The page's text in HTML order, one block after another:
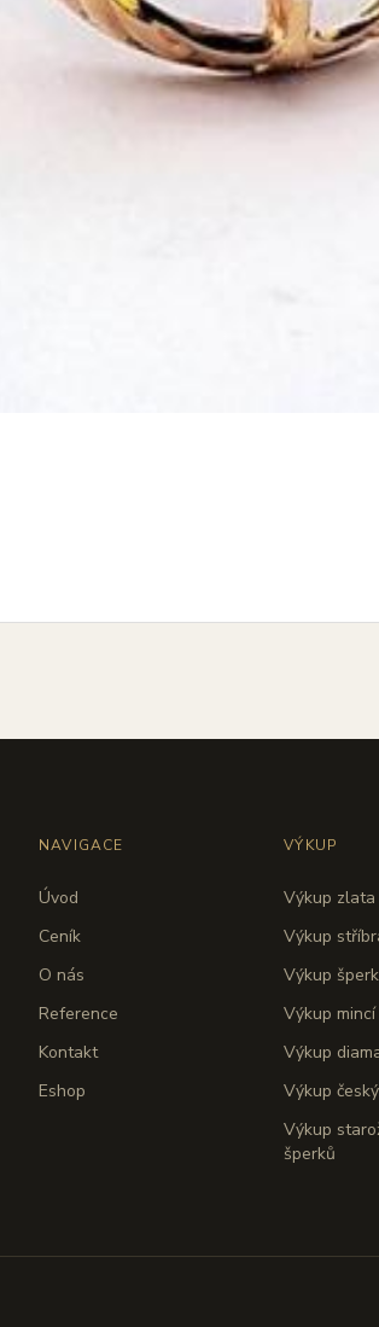
NAVIGACE
Úvod
Ceník
O nás
Reference
Kontakt
Eshop
VÝKUP
Výkup zlata
Výkup
Výkup
Výkup mincí
Výkup
Výkup
Výkup
šperků